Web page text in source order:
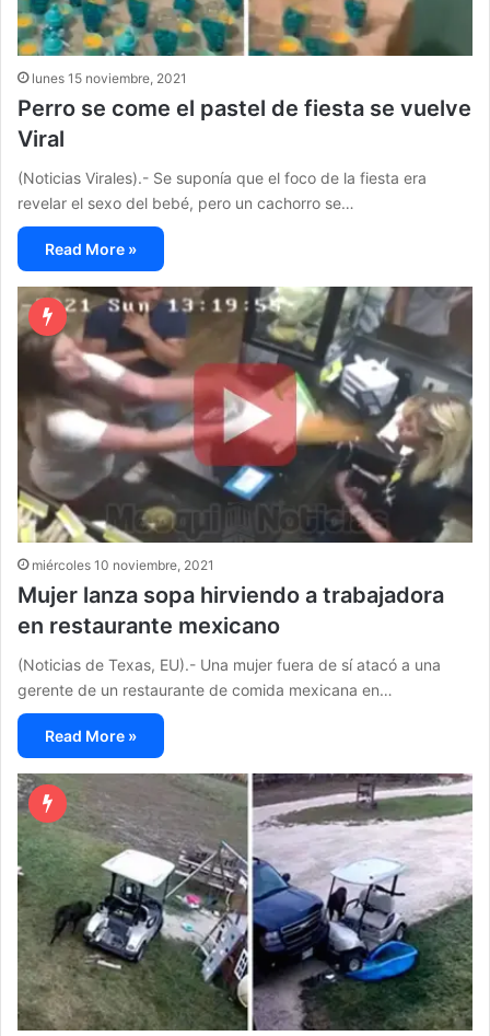
lunes 15 noviembre, 2021
Perro se come el pastel de fiesta se vuelve
Viral
(Noticias Virales).- Se suponía que el foco de la fiesta era
revelar el sexo del bebé, pero un cachorro se…
Read More »
miércoles 10 noviembre, 2021
Mujer lanza sopa hirviendo a trabajadora
en restaurante mexicano
(Noticias de Texas, EU).- Una mujer fuera de sí atacó a una
gerente de un restaurante de comida mexicana en…
Read More »